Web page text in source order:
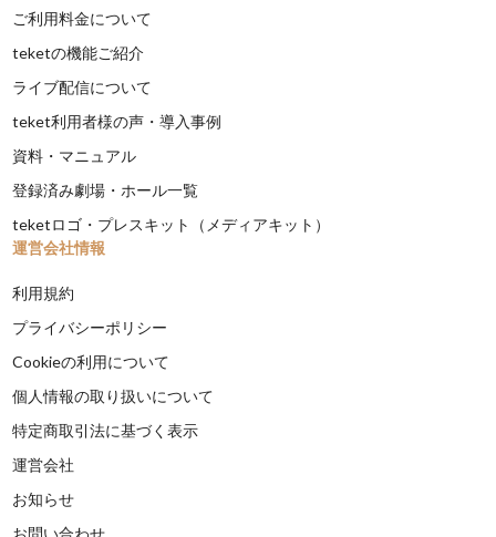
ご利用料金について
teketの機能ご紹介
ライブ配信について
teket利用者様の声・導入事例
資料・マニュアル
登録済み劇場・ホール一覧
teketロゴ・プレスキット（メディアキット）
運営会社情報
利用規約
プライバシーポリシー
Cookieの利用について
個人情報の取り扱いについて
特定商取引法に基づく表示
運営会社
お知らせ
お問い合わせ